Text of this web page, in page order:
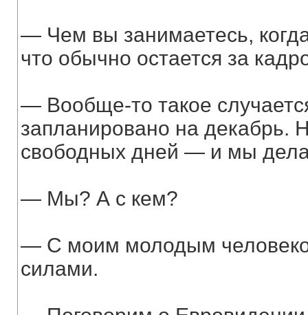
— Чем вы занимаетесь,
что обычно остается за
— Вообще-то такое
запланировано на декабрь.
свободных дней — и мы
— Мы? А с кем?
— С моим молодым
силами.